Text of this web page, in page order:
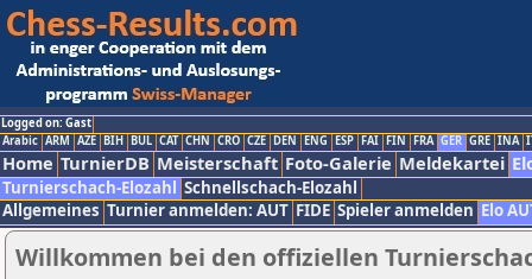
Logged on: Gast
Arabic ARM AZE BIH BUL CAT CHN CRO CZE DEN ENG ESP FAI FIN FRA GER GRE INA
Home TurnierDB Meisterschaft Foto-Galerie Meldekartei
Turnierschach-Elozahl Schnellschach-Elozahl
Allgemeines Turnier anmelden: AUT FIDE Spieler anmelden Elo
Willkommen bei den offiziellen